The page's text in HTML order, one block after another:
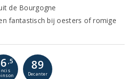
de Bourgogne
fantastisch bij oesters of romige
,5 89
Decanter